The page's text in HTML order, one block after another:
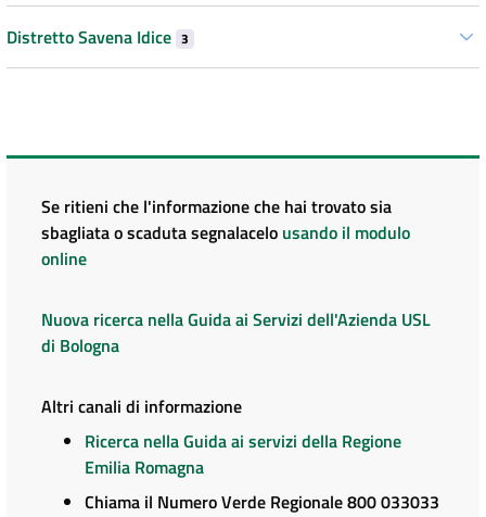
Distretto Savena Idice 3
Se ritieni che l'informazione che hai trovato sia
sbagliata o scaduta segnalacelo usando il modulo
online
Nuova ricerca nella Guida ai Servizi dell'Azienda USL
di Bologna
Altri canali di informazione
Ricerca nella Guida ai servizi della Regione
Emilia Romagna
Chiama il Numero Verde Regionale 800 033033